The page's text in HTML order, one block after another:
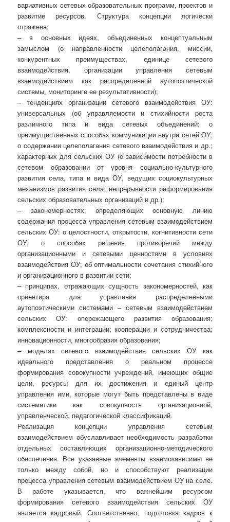
вариативных сетевых образовательных программ, проектов и
развитие ресурсов. Структура концепции логически
отражена:
– в основных идеях, объединенных концептуальным
замыслом (о направленности целеполагания, миссии,
конкурентных преимуществах, единице сетевого
взаимодействия, организации управления сетевым
взаимодействием как распределенной аутопоэтической
системы, мониторинге ее результативности);
– тенденциях организации сетевого взаимодействия ОУ:
универсальных (об управляемости и стихийности роста
различного типа и вида сетевых объединений; о
преимущественных способах коммуникации внутри сетей ОУ;
о содержании целеполагания сетевого взаимодействия и др.;
характерных для сельских ОУ (о зависимости потребности в
сетевом образовании от уровня социально-культурного
развития села, типа и вида ОУ, ведущих социокультурных
механизмов развития села; непрерывности реформирования
сельских образовательных организаций и др.);
– закономерностях, определяющих основную линию
содержания процесса управления сетевым взаимодействием
сельских ОУ: о целостности, открытости, когнитивности сети
ОУ; о способах решения противоречий между
организационными и сетевыми ценностями в условиях
взаимодействия ОУ; об оптимальности сочетания стихийного
и организационного в развитии сети;
– принципах, отражающих сущность закономерностей, как
ориентира для управления распределенными
аутопоэтическими системами – сетевым взаимодействием
сельских ОУ: опережающего развития образования;
комплексности и интеграции; кооперации и сотрудничества;
инновационности, многообразия образования;
– моделях сетевого взаимодействия сельских ОУ как
идеального представления о реальном процессе
формирования совокупности учреждений, имеющих общие
цели, ресурсы для их достижения и единый центр
управления ими, которые могут быть представлены в виде
систематики как совокупность организационной,
управленческой, педагогической классификаций.
Реализация концепции управления сетевым
взаимодействием обуславливает необходимость разработки
отдельных составляющих организационно-методического
обеспечения. Все указанные элементы взаимозависимы не
только между собой, но и способствуют реализации
процесса управления сетевым взаимодействием ОУ на селе.
В работе указывается, что важнейшим ресурсом
формирования сетевого взаимодействия сельских ОУ
является кадровый. Соответственно, подготовка кадров к